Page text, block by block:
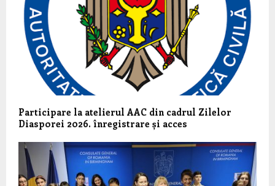
Participare la atelierul AAC din cadrul Zilelor
Diasporei 2026. înregistrare și acces